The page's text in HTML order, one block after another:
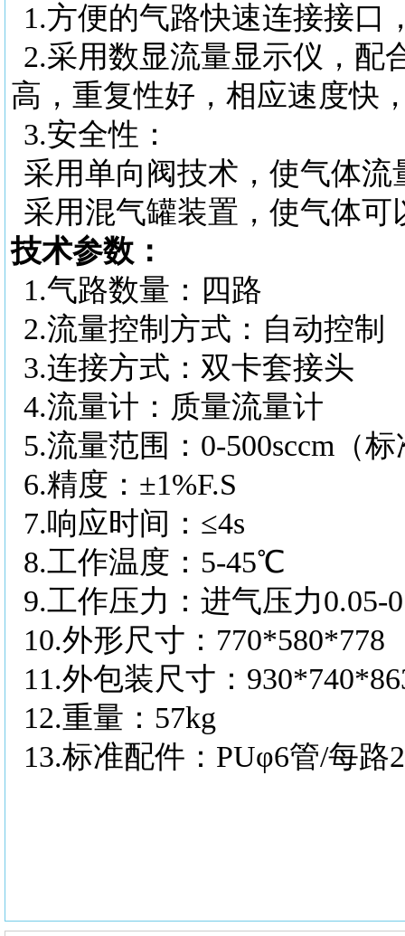
1.方便的气路快速连接接口
2.采用数显流量显示仪，配
高，重复性好，相应速度快
3.安全性：
采用单向阀技术，使气体
采用混气罐装置，使气体
技术参数：
1.气路数量：四路
2.流量控制方式：自动控制
3.连接方式：双卡套接头
4.流量计：质量流量计
5.流量范围： 0-500sccm（
6.精度： ±1%F.S
7.响应时间： ≤4s
8.工作温度： 5-45℃
9.工作压力：进气压力0.05-
10.外形尺寸： 770*580*778
11.外包装尺寸：
12.重量： 57kg
13.标准配件： PUφ6管/每路